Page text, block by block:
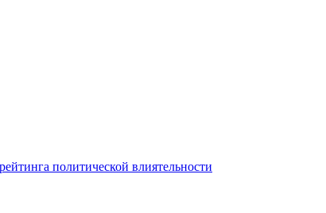
политической влиятельности